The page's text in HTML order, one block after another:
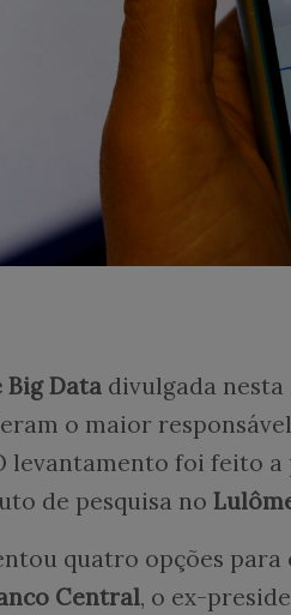
Big Data divulgada nesta
o maior
levantamento foi feito a
de pesquisa no
quatro opções para
Central, o ex-